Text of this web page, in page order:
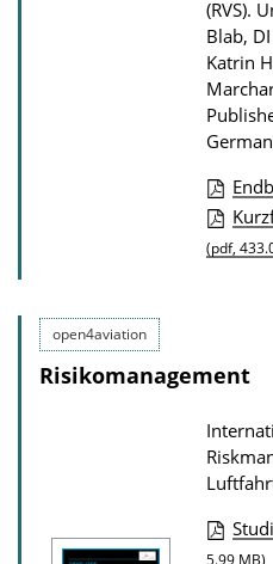
(RVS).
Blab,
Katrin
P
u
c
t
i
o
n
(pdf,
open4aviation
Risikomanagement
P
5.99 MB)